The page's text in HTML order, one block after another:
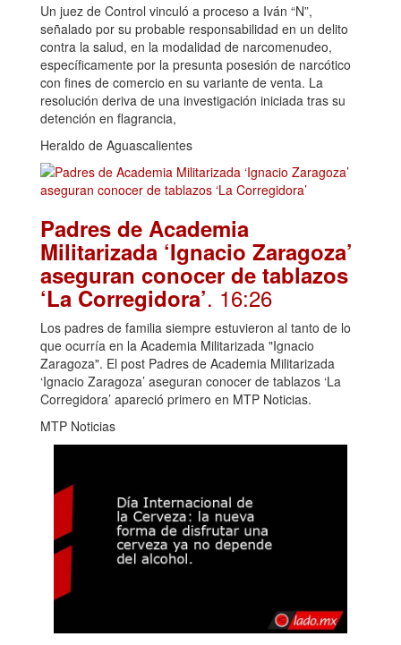
Un juez de Control vinculó a proceso a Iván “N”,
señalado por su probable responsabilidad en un delito
contra la salud, en la modalidad de narcomenudeo,
específicamente por la presunta posesión de narcótico
con fines de comercio en su variante de venta. La
resolución deriva de una investigación iniciada tras su
detención en flagrancia,
Heraldo de Aguascalientes
Padres de Academia
Militarizada ‘Ignacio Zaragoza’
aseguran conocer de tablazos
‘La Corregidora’. 16:26
Los padres de familia siempre estuvieron al tanto de lo
que ocurría en la Academia Militarizada "Ignacio
Zaragoza". El post Padres de Academia Militarizada
‘Ignacio Zaragoza’ aseguran conocer de tablazos ‘La
Corregidora’ apareció primero en MTP Noticias.
MTP Noticias